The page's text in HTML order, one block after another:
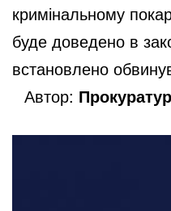
кримінальному
буде доведено в
встановлено
Автор: